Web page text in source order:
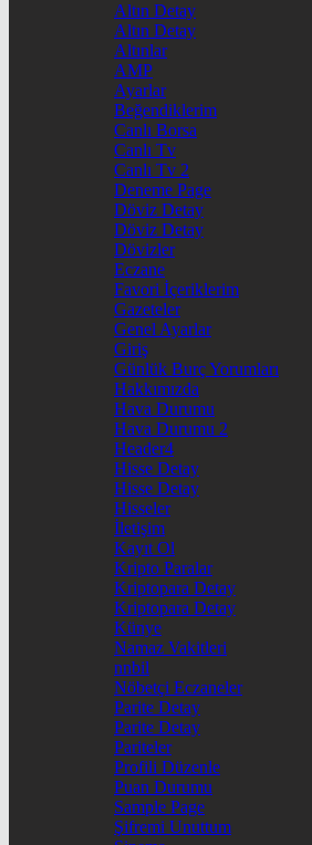
Altın Detay
Altın Detay
Altınlar
AMP
Ayarlar
Beğendiklerim
Canlı Borsa
Canlı Tv
Canlı Tv 2
Deneme Page
Döviz Detay
Döviz Detay
Dövizler
Eczane
Favori İçeriklerim
Gazeteler
Genel Ayarlar
Giriş
Günlük Burç Yorumları
Hakkımızda
Hava Durumu
Hava Durumu 2
Header4
Hisse Detay
Hisse Detay
Hisseler
İletişim
Kayıt Ol
Kripto Paralar
Kriptopara Detay
Kriptopara Detay
Künye
Namaz Vakitleri
nnbil
Nöbetçi Eczaneler
Parite Detay
Parite Detay
Pariteler
Profili Düzenle
Puan Durumu
Sample Page
Şifremi Unuttum